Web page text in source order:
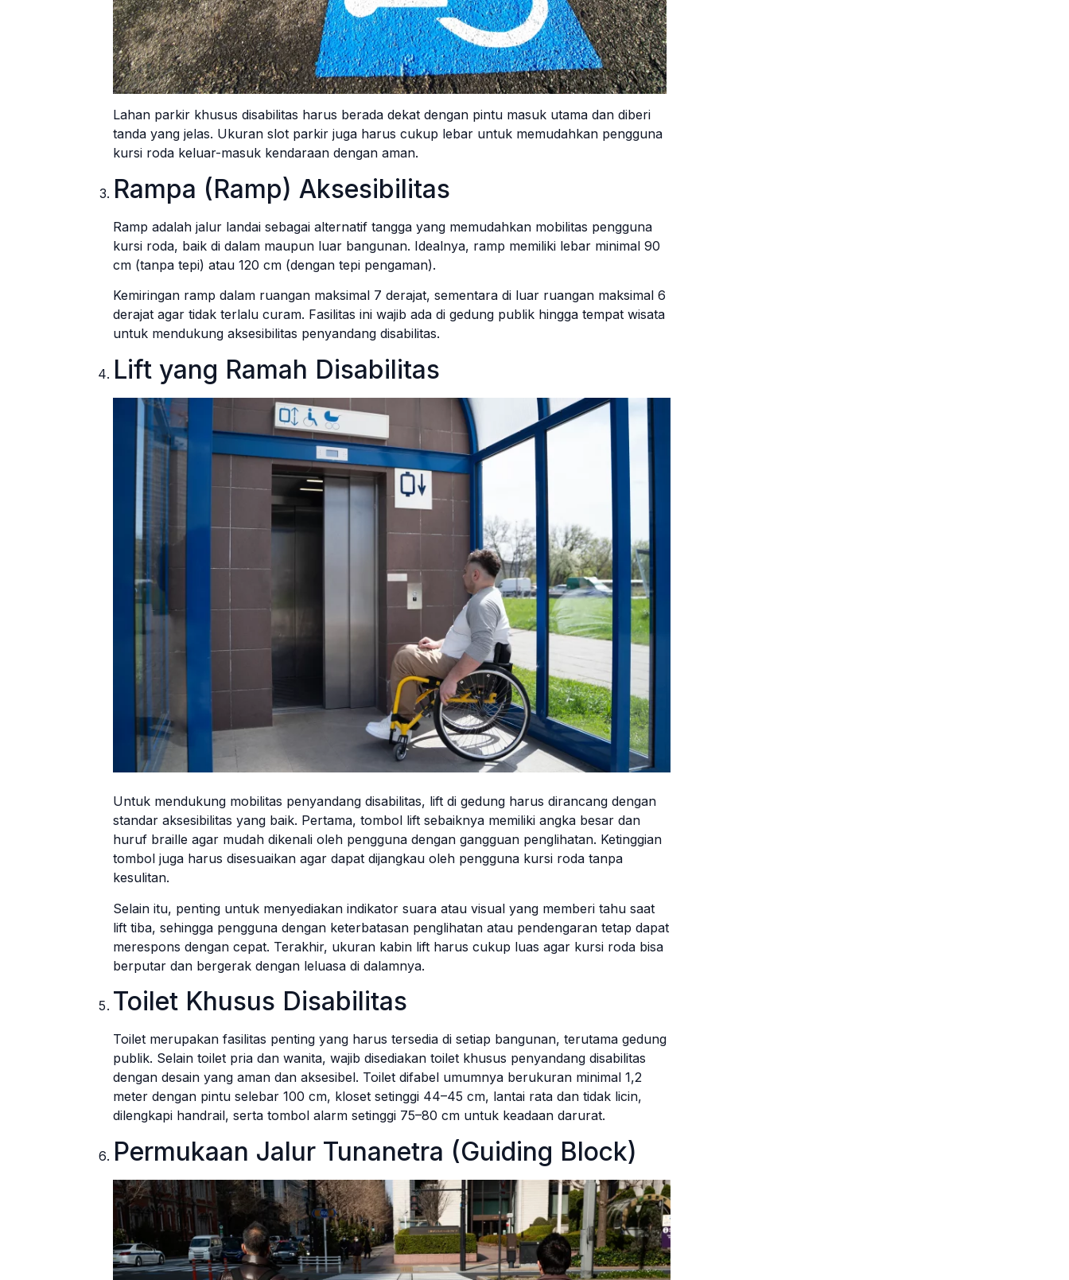
Lahan parkir khusus disabilitas harus berada dekat dengan pintu masuk utama dan diberi
tanda yang jelas. Ukuran slot parkir juga harus cukup lebar untuk memudahkan pengguna
kursi roda keluar-masuk kendaraan dengan aman.
Rampa (Ramp) Aksesibilitas
Ramp adalah jalur landai sebagai alternatif tangga yang memudahkan mobilitas pengguna
kursi roda, baik di dalam maupun luar bangunan. Idealnya, ramp memiliki lebar minimal 90
cm (tanpa tepi) atau 120 cm (dengan tepi pengaman).
Kemiringan ramp dalam ruangan maksimal 7 derajat, sementara di luar ruangan maksimal 6
derajat agar tidak terlalu curam. Fasilitas ini wajib ada di gedung publik hingga tempat wisata
untuk mendukung aksesibilitas penyandang disabilitas.
Lift yang Ramah Disabilitas
Untuk mendukung mobilitas penyandang disabilitas, lift di gedung harus dirancang dengan
standar aksesibilitas yang baik. Pertama, tombol lift sebaiknya memiliki angka besar dan
huruf braille agar mudah dikenali oleh pengguna dengan gangguan penglihatan. Ketinggian
tombol juga harus disesuaikan agar dapat dijangkau oleh pengguna kursi roda tanpa
kesulitan.
Selain itu, penting untuk menyediakan indikator suara atau visual yang memberi tahu saat
lift tiba, sehingga pengguna dengan keterbatasan penglihatan atau pendengaran tetap dapat
merespons dengan cepat. Terakhir, ukuran kabin lift harus cukup luas agar kursi roda bisa
berputar dan bergerak dengan leluasa di dalamnya.
Toilet Khusus Disabilitas
Toilet merupakan fasilitas penting yang harus tersedia di setiap bangunan, terutama gedung
publik. Selain toilet pria dan wanita, wajib disediakan toilet khusus penyandang disabilitas
dengan desain yang aman dan aksesibel. Toilet difabel umumnya berukuran minimal 1,2
meter dengan pintu selebar 100 cm, kloset setinggi 44–45 cm, lantai rata dan tidak licin,
dilengkapi handrail, serta tombol alarm setinggi 75–80 cm untuk keadaan darurat.
Permukaan Jalur Tunanetra (Guiding Block)